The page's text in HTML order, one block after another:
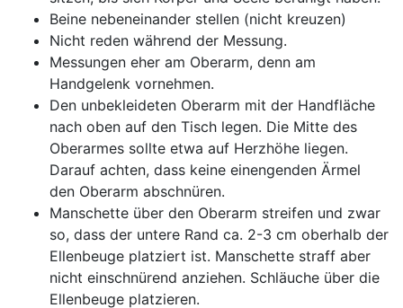
Beine nebeneinander stellen (nicht kreuzen)
Nicht reden während der Messung.
Messungen eher am Oberarm, denn am
Handgelenk vornehmen.
Den unbekleideten Oberarm mit der Handfläche
nach oben auf den Tisch legen. Die Mitte des
Oberarmes sollte etwa auf Herzhöhe liegen.
Darauf achten, dass keine einengenden Ärmel
den Oberarm abschnüren.
Manschette über den Oberarm streifen und zwar
so, dass der untere Rand ca. 2-3 cm oberhalb der
Ellenbeuge platziert ist. Manschette straff aber
nicht einschnürend anziehen. Schläuche über die
Ellenbeuge platzieren.